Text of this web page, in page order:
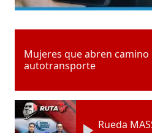
Mujeres que abren camino
autotransporte
Rueda